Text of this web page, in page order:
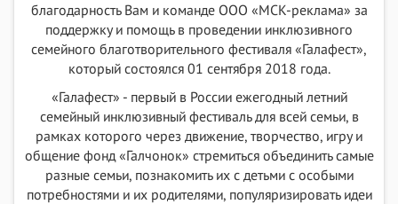
благодарность Вам и команде ООО «МСК-реклама» за
поддержку и помощь в проведении инклюзивного
семейного благотворительного фестиваля «Галафест»,
который состоялся 01 сентября 2018 года.
«Галафест» - первый в России ежегодный летний
семейный инклюзивный фестиваль для всей семьи, в
рамках которого через движение, творчество, игру и
общение фонд «Галчонок» стремиться объединить самые
разные семьи, познакомить их с детьми с особыми
потребностями и их родителями, популяризировать идеи